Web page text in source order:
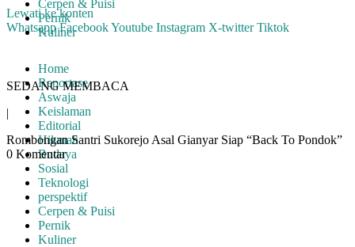
Lewati ke konten
Whatsapp FacebookYoutube Instagram X-twitter Tiktok
Home
Reportase
Aswaja
Keislaman
Editorial
Hikmah
Budaya
Sosial
Teknologi
perspektif
Cerpen & Puisi
Pernik
Kuliner
Cerpen & Puisi
Pernik
Kuliner
SEDANG MEMBACA
|
Rombongan Santri Sukorejo Asal Gianyar Siap “Back To Pondok”
0 Komentar